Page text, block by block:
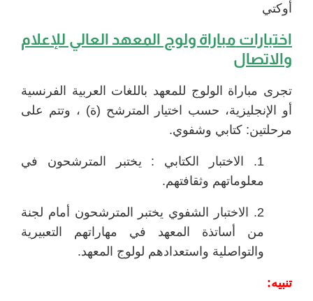
أوكتي
اختبارات مباراة ولوج المعهد العالي للإعلام
والاتصال
تجرى مباراة الولوج للمعهد باللغات العربية الفرنسية
أو الإنجليزية، حسب اختيار المترشح (ة) ، وتتم على
مرحلتين: كتابي وشفوي.
1. الاختبار الكتابي : يختبر المترشحون في
معلوماتهم وثقافتهم.
2. الاختبار الشفوي يختبر المترشحون أمام لجنة
من أساتذة المعهد في مهاراتهم التعبيرية
والتواصلية واستعدادهم لولوج المعهد.
تنبيه: